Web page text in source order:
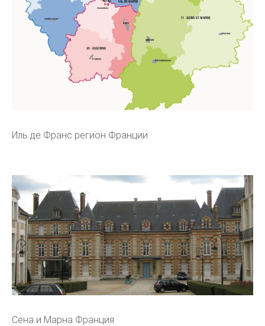
Иль де Франс регион Франции
Сена и Марна Франция